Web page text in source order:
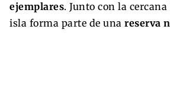
ejemplares. Junto con la cercana
isla forma parte de una reserva